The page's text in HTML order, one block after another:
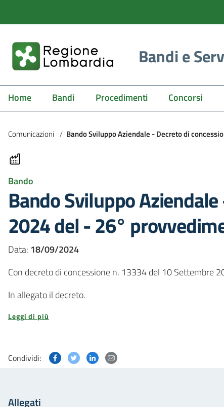
Bandi e
Home Bandi Procedimenti Concorsi
Comunicazioni / Bando Sviluppo Aziendale - Decreto di
Bando
Bando Sviluppo
2024 del - 26°
Data: 18/09/2024
Con decreto di concessione n. 13334 del 10 Settembre
In allegato il decreto.
Leggi di più
Condividi: Condividi questa pagina su Facebook
Condividi questa pagina su Twitter
Condividi questa pagina su
Allegati